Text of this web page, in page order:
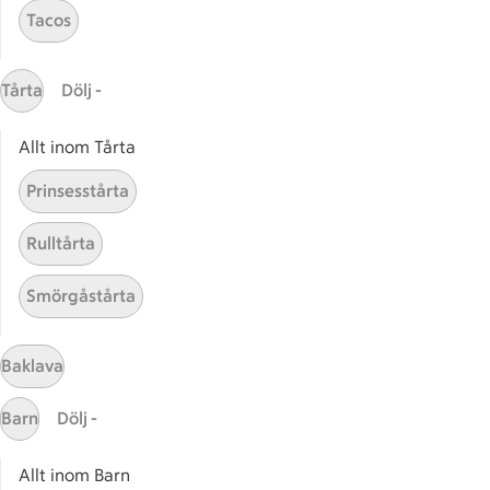
Receptet tar Under 45 min att tillaga
Relaterade kategorier
Vegan couscous
Mandel couscous
Sidfot
Tacos
Tårta Dölj -
Allt inom Tårta
Prinsesstårta
Rulltårta
Smörgåstårta
Baklava
Barn Dölj -
Allt inom Barn